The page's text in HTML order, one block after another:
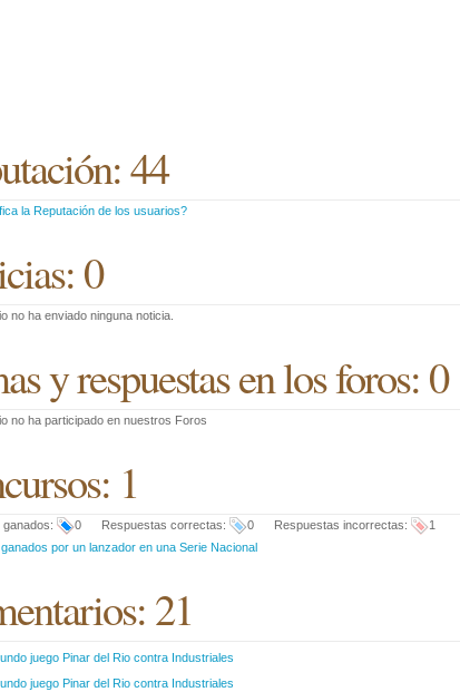
44
la Reputación de los usuarios?
0
no ha enviado ninguna noticia.
y respuestas en los foros: 0
no ha participado en nuestros Foros
1
0 Respuestas correctas: 0 Respuestas incorrectas:
1
por un lanzador en una Serie Nacional
21
juego Pinar del Rio contra Industriales
juego Pinar del Rio contra Industriales